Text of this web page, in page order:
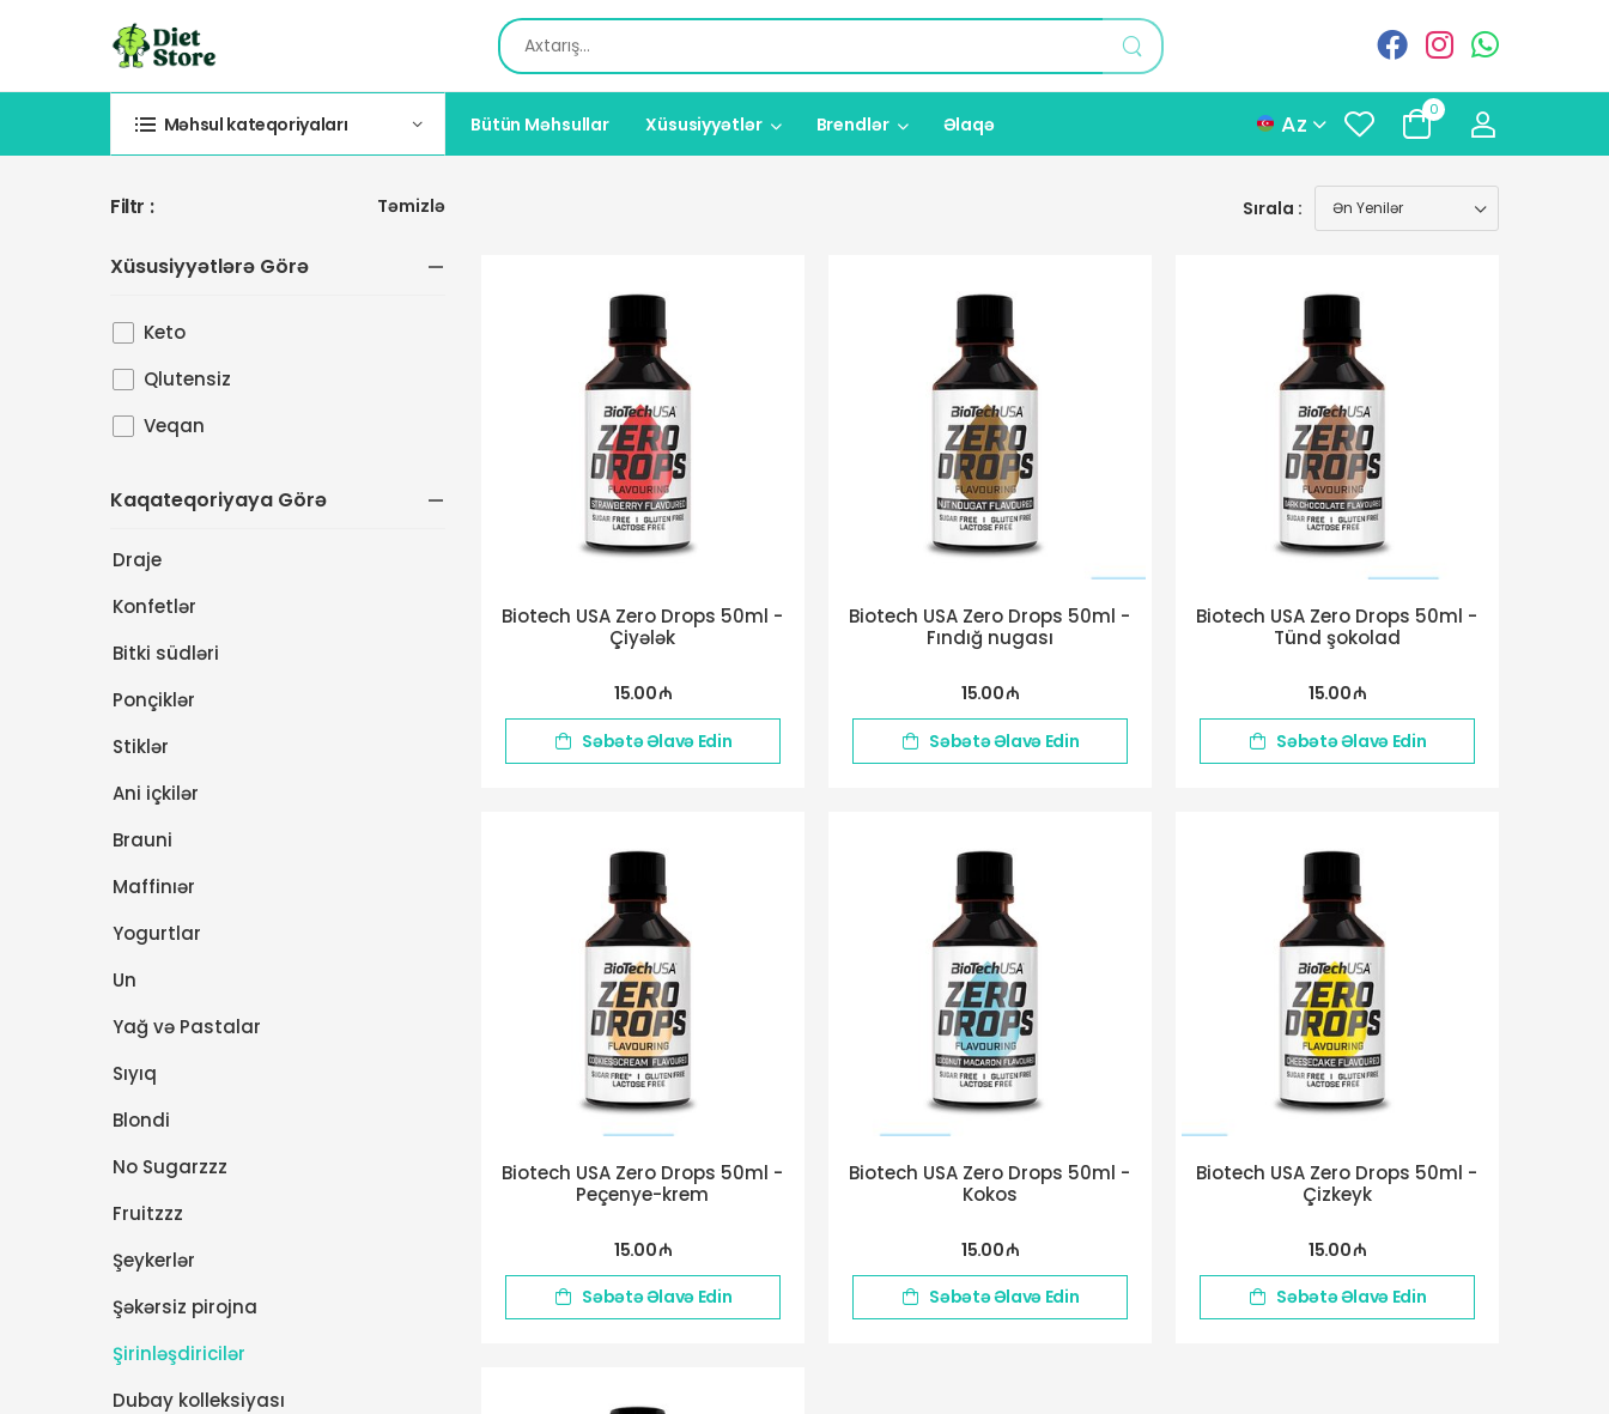
Məhsul kateqoriyaları Bütün Məhsullar Xüsusiyyətlər Brendlər Əlaqə Az 0
Filtr : Təmizlə
Xüsusiyyətlərə Görə
Keto
Qlutensiz
Veqan
Kaqateqoriyaya Görə
Draje
Konfetlər
Bitki südləri
Ponçiklər
Stiklər
Ani içkilər
Brauni
Maffinıər
Yogurtlar
Un
Yağ və Pastalar
Sıyıq
Blondi
No Sugarzzz
Fruitzzz
Şeykerlər
Şəkərsiz pirojna
Şirinləşdiricilər
Dubay kolleksiyası
Sırala :
Biotech USA Zero Drops 50ml -
Çiyələk
15.00 ₼
Səbətə Əlavə Edin
Biotech USA Zero Drops 50ml -
Fındığ nugası
15.00 ₼
Səbətə Əlavə Edin
Biotech USA Zero Drops 50ml -
Tünd şokolad
15.00 ₼
Səbətə Əlavə Edin
Biotech USA Zero Drops 50ml -
Peçenye-krem
15.00 ₼
Səbətə Əlavə Edin
Biotech USA Zero Drops 50ml -
Kokos
15.00 ₼
Səbətə Əlavə Edin
Biotech USA Zero Drops 50ml -
Çizkeyk
15.00 ₼
Səbətə Əlavə Edin